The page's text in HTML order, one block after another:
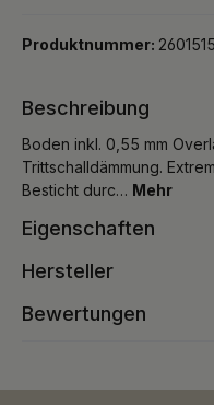
Produktnummer:
Beschreibung
Boden inkl. 0,55 mm
Trittschalldämmung.
Besticht durc… Mehr
Eigenschaften
Hersteller
Bewertungen